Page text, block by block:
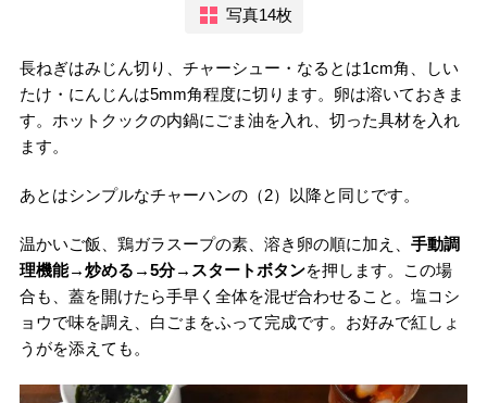
写真14枚
長ねぎはみじん切り、チャーシュー・なるとは1cm角、しい
たけ・にんじんは5mm角程度に切ります。卵は溶いておきま
す。ホットクックの内鍋にごま油を入れ、切った具材を入れ
ます。
あとはシンプルなチャーハンの（2）以降と同じです。
温かいご飯、鶏ガラスープの素、溶き卵の順に加え、 手動調
理機能→炒める→5分→スタートボタンを押します。この場
合も、蓋を開けたら手早く全体を混ぜ合わせること。塩コシ
ョウで味を調え、白ごまをふって完成です。お好みで紅しょ
うがを添えても。